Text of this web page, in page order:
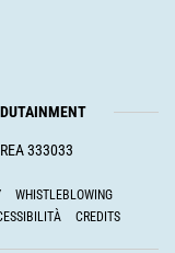
333033
WHISTLEBLOWING
CREDITS